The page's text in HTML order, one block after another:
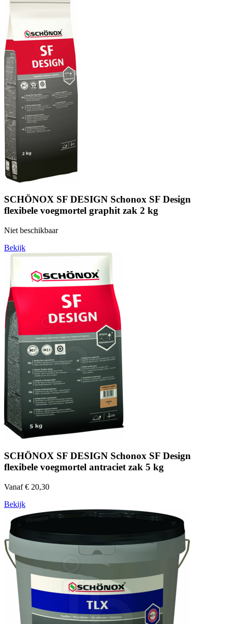
SCHÖNOX SF DESIGN Schonox SF Design
flexibele voegmortel graphit zak 2 kg
Niet beschikbaar
Bekijk
SCHÖNOX SF DESIGN Schonox SF Design
flexibele voegmortel antraciet zak 5 kg
Vanaf € 20,30
Bekijk